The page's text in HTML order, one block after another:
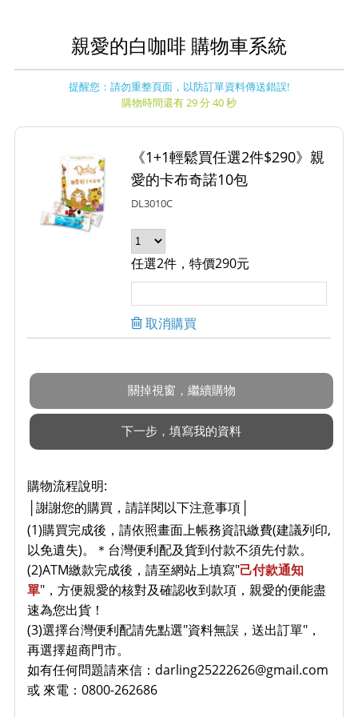
親愛的白咖啡 購物車系統
提醒您：請勿重整頁面，以防訂單資料傳送錯誤!
購物時間還有 29 分 40 秒
《1+1輕鬆買任選2件$290》親
愛的卡布奇諾10包
DL3010C
任選2件，特價290元
取消購買
購物流程說明:
謝謝您的購買，請詳閱以下注意事項
(1)購買完成後，請依照畫面上帳務資訊繳費(建議列印,
以免遺失)。
＊台灣便利配及貨到付款不須先付款。
(2)ATM繳款完成後，請至網站上填寫"己付款通知
單"，方便親愛的核對及確認收到款項，親愛的便能盡
速為您出貨！
(3)選擇台灣便利配請先點選"資料無誤，送出訂單"，
再選擇超商門市。
如有任何問題請來信：darling25222626@gmail.com
或 來電：0800-262686